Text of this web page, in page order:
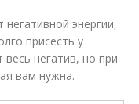
энергии,
присесть у
негатив, но при
вам нужна.